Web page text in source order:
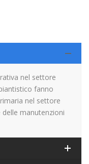
nel settore
fanno
nel settore
manutenzioni